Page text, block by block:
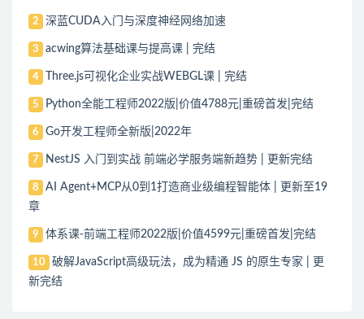
2 深蓝CUDA入门与深度神经网络加速
3 acwing算法基础课与提高课 | 完结
4 Three.js可视化企业实战WEBGL课 | 完结
5 Python全能工程师2022版|价值4788元|重磅首发|完结
6 Go开发工程师全新版|2022年
7 NestJS 入门到实战 前端必学服务端新趋势 | 更新完结
8
AI Agent+MCP从0到1打造商业级编程智能体 | 更新至19
章
9 体系课-前端工程师2022版|价值4599元|重磅首发|完结
10
破解JavaScript高级玩法，成为精通 JS 的原生专家 | 更
新完结